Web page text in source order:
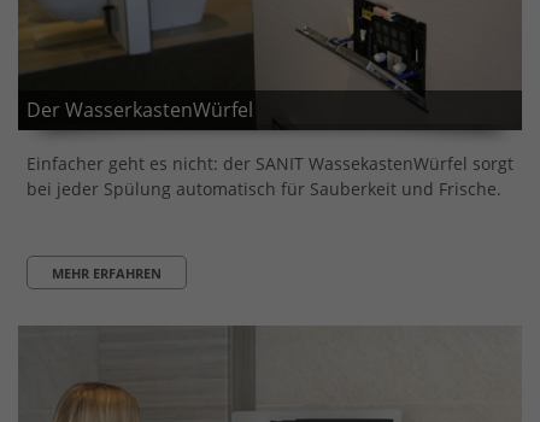
Der WasserkastenWürfel
Einfacher geht es nicht: der SANIT WassekastenWürfel sorgt
bei jeder Spülung automatisch für Sauberkeit und Frische.
MEHR ERFAHREN